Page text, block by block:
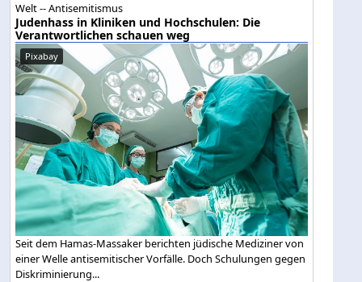
Welt -- Antisemitismus
Judenhass in Kliniken und Hochschulen: Die
Verantwortlichen schauen weg
Pixabay
Seit dem Hamas-Massaker berichten jüdische Mediziner von
einer Welle antisemitischer Vorfälle. Doch Schulungen gegen
Diskriminierung...